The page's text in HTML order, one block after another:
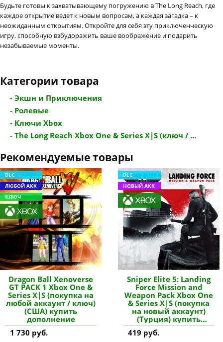
Будьте готовы к захватывающему погружению в The Long Reach, где
каждое открытие ведет к новым вопросам, а каждая загадка – к
неожиданным открытиям. Откройте для себя эту приключенческую
игру, способную взбудоражить ваше воображение и подарить
незабываемые моменты.
Категории товара
- Экшн и Приключения
- Ролевые
- Ключи Xbox
- The Long Reach Xbox One & Series X|S (ключ / ...
Рекомендуемые товары
DLC
ЛЮБОЙ АКК
КЛЮЧ
Dragon Ball Xenoverse
GT PACK 1 Xbox One &
Series X|S (покупка на
любой аккаунт / ключ)
(США) купить
дополнение
1 730 руб.
DLC
НОВЫЙ АКК
Sniper Elite 5: Landing
Force Mission and
Weapon Pack Xbox One
& Series X|S (покупка
на новый аккаунт)
(Турция) купить
дополнение
419 руб.